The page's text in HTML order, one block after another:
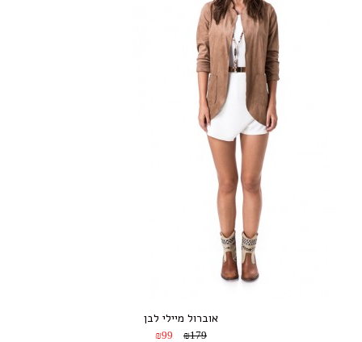
אוברול מיילי לבן
₪179
₪99